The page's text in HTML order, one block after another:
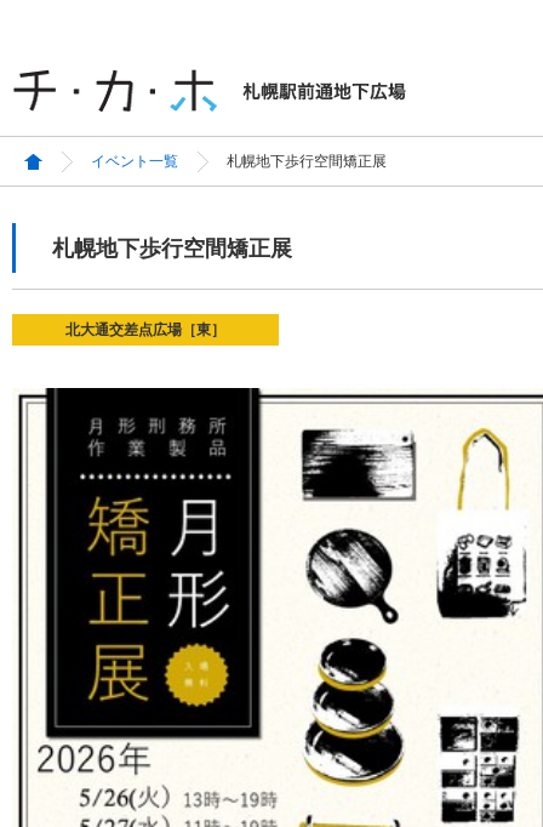
イベント一覧 札幌地下歩行空間矯正展
札幌地下歩行空間矯正展
北大通交差点広場［東］